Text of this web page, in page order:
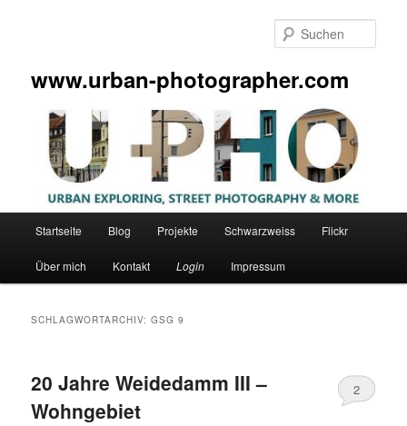
www.urban-photographer.com
Startseite Blog Projekte Schwarzweiss Flickr
Über mich Kontakt Login Impressum
SCHLAGWORTARCHIV:GSG 9
20 Jahre Weidedamm III –
Wohngebiet
2